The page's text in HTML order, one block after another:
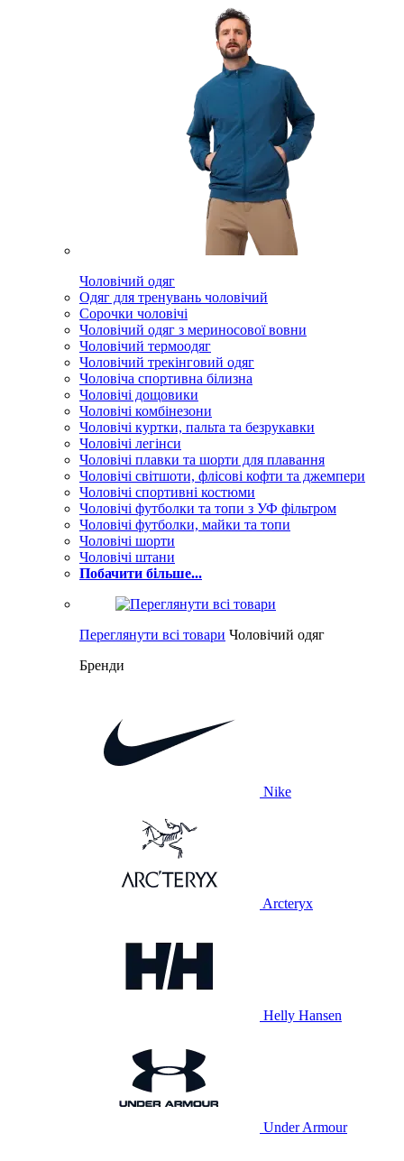
Чоловічий одяг
Одяг для тренувань чоловічий
Сорочки чоловічі
Чоловічий одяг з мериносової вовни
Чоловічий термоодяг
Чоловічий трекінговий одяг
Чоловіча спортивна білизна
Чоловічі дощовики
Чоловічі комбінезони
Чоловічі куртки, пальта та безрукавки
Чоловічі легінси
Чоловічі плавки та шорти для плавання
Чоловічі світшоти, флісові кофти та джемпери
Чоловічі спортивні костюми
Чоловічі футболки та топи з УФ фільтром
Чоловічі футболки, майки та топи
Чоловічі шорти
Чоловічі штани
Побачити більше...
Переглянути всі товари Чоловічий одяг
Бренди
Nike
Arcteryx
Helly Hansen
Under Armour